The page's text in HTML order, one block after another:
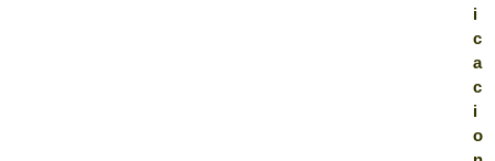
i
c
a
c
i
o